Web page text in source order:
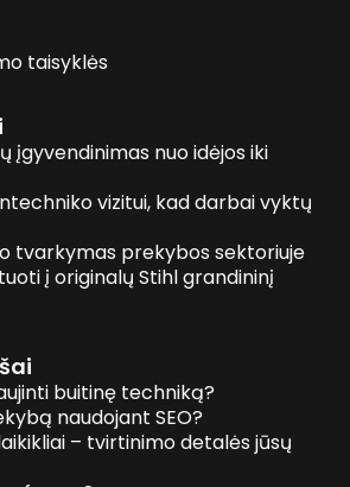
taisyklės
įgyvendinimas nuo idėjos iki
vizitui, kad darbai vyktų
tvarkymas prekybos sektoriuje
į originalų Stihl grandininį
buitinę techniką?
naudojant SEO?
– tvirtinimo detalės jūsų